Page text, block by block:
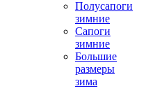
Полусапоги
зимние
Сапоги
зимние
Большие
размеры
зима